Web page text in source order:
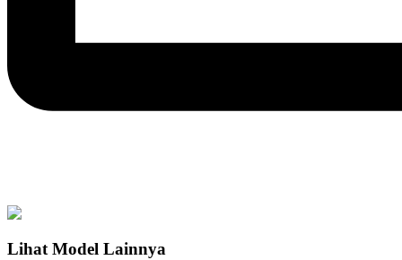
Lihat Model Lainnya